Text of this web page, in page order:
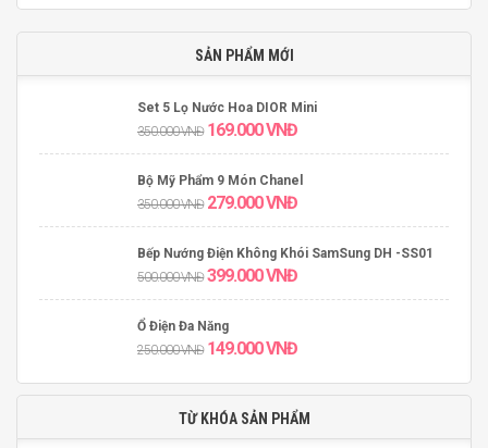
SẢN PHẨM MỚI
Set 5 Lọ Nước Hoa DIOR Mini
350.000VNĐ 169.000VNĐ
Bộ Mỹ Phẩm 9 Món Chanel
350.000VNĐ 279.000VNĐ
Bếp Nướng Điện Không Khói SamSung DH -SS01
500.000VNĐ 399.000VNĐ
Ổ Điện Đa Năng
250.000VNĐ 149.000VNĐ
TỪ KHÓA SẢN PHẨM